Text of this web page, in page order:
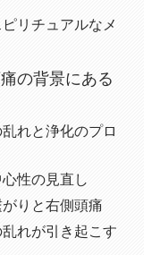
リチュアルなメ
の背景にある
れと浄化のプロ
性の見直し
りと右側頭痛
れが引き起こす